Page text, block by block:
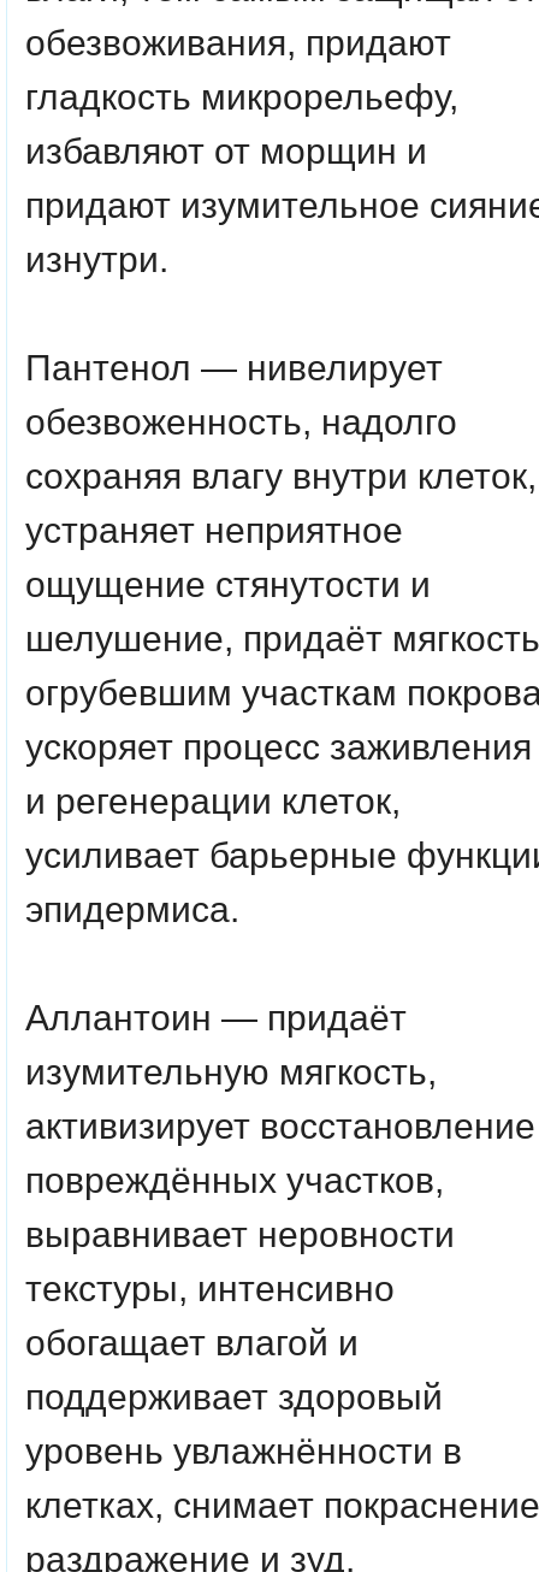
обезвоживания, придают
гладкость микрорельефу,
избавляют от морщин и
придают изумительное
изнутри.
Пантенол — нивелирует
обезвоженность, надолго
сохраняя влагу внутри клеток,
устраняет неприятное
ощущение стянутости и
шелушение, придаёт мягкость
огрубевшим участкам
ускоряет процесс заживления
и регенерации клеток,
усиливает барьерные
эпидермиса.
Аллантоин — придаёт
изумительную мягкость,
активизирует восстановление
повреждённых участков,
выравнивает неровности
текстуры, интенсивно
обогащает влагой и
поддерживает здоровый
уровень увлажнённости в
клетках, снимает
раздражение и зуд.